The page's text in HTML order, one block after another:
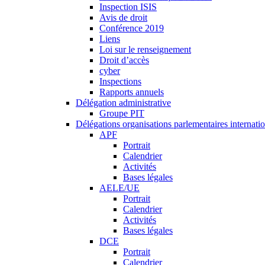
Inspection ISIS
Avis de droit
Conférence 2019
Liens
Loi sur le renseignement
Droit d’accès
cyber
Inspections
Rapports annuels
Délégation administrative
Groupe PIT
Délégations organisations parlementaires
APF
Portrait
Calendrier
Activités
Bases légales
AELE/UE
Portrait
Calendrier
Activités
Bases légales
DCE
Portrait
Calendrier